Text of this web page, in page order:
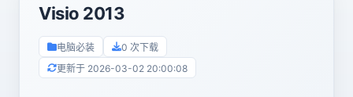
Visio 2013
电脑必装
0 次下载
更新于 2026-03-02 20:00:08